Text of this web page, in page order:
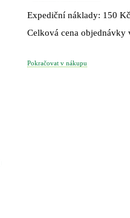
Expediční náklady: 150 Kč
Celková cena
Pokračovat v nákupu